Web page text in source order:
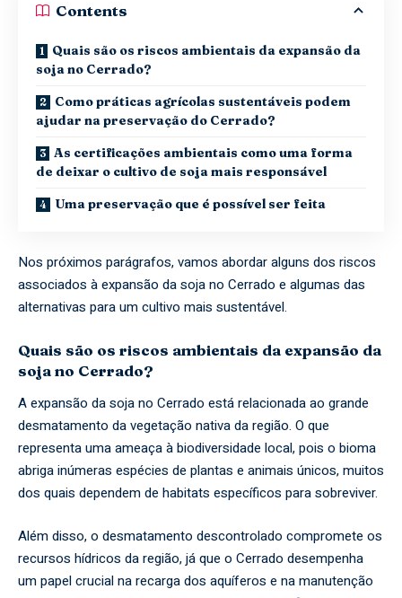
Contents
Quais são os riscos ambientais da expansão da
soja no Cerrado?
Como práticas agrícolas sustentáveis podem
ajudar na preservação do Cerrado?
As certificações ambientais como uma forma
de deixar o cultivo de soja mais responsável
Uma preservação que é possível ser feita
Nos próximos parágrafos, vamos abordar alguns dos riscos
associados à expansão da soja no Cerrado e algumas das
alternativas para um cultivo mais sustentável.
Quais são os riscos ambientais da expansão da
soja no Cerrado?
A expansão da soja no Cerrado está relacionada ao grande
desmatamento da vegetação nativa da região. O que
representa uma ameaça à biodiversidade local, pois o bioma
abriga inúmeras espécies de plantas e animais únicos, muitos
dos quais dependem de habitats específicos para sobreviver.
Além disso, o desmatamento descontrolado compromete os
recursos hídricos da região, já que o Cerrado desempenha
um papel crucial na recarga dos aquíferos e na manutenção